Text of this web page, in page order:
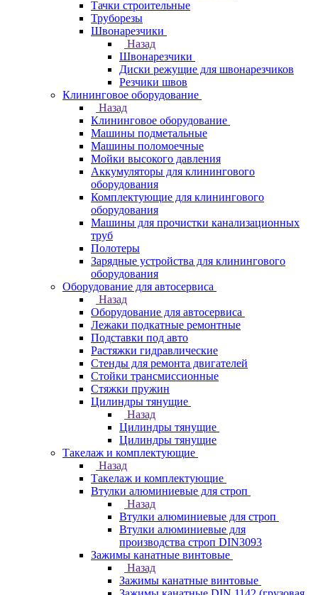
Тачки строительные
Труборезы
Швонарезчики
Назад
Швонарезчики
Диски режущие для швонарезчиков
Резчики швов
Клининговое оборудование
Назад
Клининговое оборудование
Машины подметальные
Машины поломоечные
Мойки высокого давления
Аккумуляторы для клинингового
оборудования
Комплектующие для клинингового
оборудования
Машины для прочистки канализационных
труб
Полотеры
Зарядные устройства для клинингового
оборудования
Оборудование для автосервиса
Назад
Оборудование для автосервиса
Лежаки подкатные ремонтные
Подставки под авто
Растяжки гидравлические
Стенды для ремонта двигателей
Стойки трансмиссионные
Стяжки пружин
Цилиндры тянущие
Назад
Цилиндры тянущие
Цилиндры тянущие
Такелаж и комплектующие
Назад
Такелаж и комплектующие
Втулки алюминиевые для строп
Назад
Втулки алюминиевые для строп
Втулки алюминиевые для
производства строп DIN3093
Зажимы канатные винтовые
Назад
Зажимы канатные винтовые